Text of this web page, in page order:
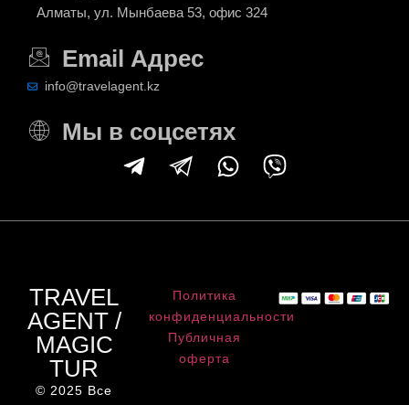
Алматы, ул. Мынбаева 53, офис 324
Email Адрес
info@travelagent.kz
Мы в соцсетях
TRAVEL
AGENT /
MAGIC
TUR
© 2025 Все
Политика
конфиденциальности
Публичная
оферта